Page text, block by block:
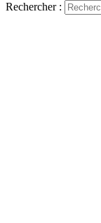
Rechercher :